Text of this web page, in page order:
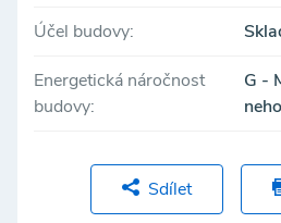
Jedná se o výstavbu na míru, tj.
Rádi poskytneme více informací
Účel budovy:
Energetická náročnost
budovy:
G -
Sdílet